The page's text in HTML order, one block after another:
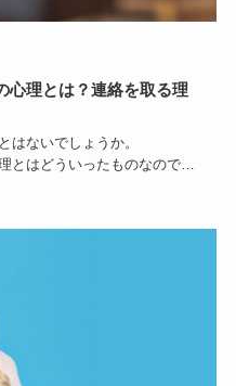
心理とは？連絡を取る理
はないでしょうか。
とはどういったものなのでし